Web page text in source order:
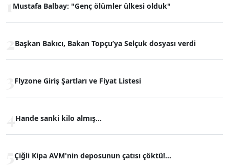
Mustafa Balbay: "Genç ölümler ülkesi olduk"
Başkan Bakıcı, Bakan Topçu’ya Selçuk dosyası verdi
Flyzone Giriş Şartları ve Fiyat Listesi
Hande sanki kilo almış...
Çiğli Kipa AVM'nin deposunun çatısı çöktü!...